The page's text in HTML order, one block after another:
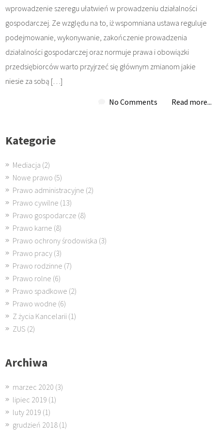
wprowadzenie szeregu ułatwień w prowadzeniu działalności
gospodarczej. Ze względu na to, iż wspomniana ustawa reguluje
podejmowanie, wykonywanie, zakończenie prowadzenia
działalności gospodarczej oraz normuje prawa i obowiązki
przedsiębiorców warto przyjrzeć się głównym zmianom jakie
niesie za sobą […]
No Comments Read more...
Kategorie
Mediacja (2)
Nowe prawo (5)
Prawo administracyjne (2)
Prawo cywilne (13)
Prawo gospodarcze (8)
Prawo karne (8)
Prawo ochrony środowiska (3)
Prawo pracy (3)
Prawo rodzinne (7)
Prawo rolne (6)
Prawo spadkowe (2)
Prawo wodne (6)
Z życia Kancelarii (1)
ZUS (2)
Archiwa
marzec 2020 (3)
lipiec 2019 (1)
luty 2019 (1)
grudzień 2018 (1)